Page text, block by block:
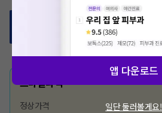
클리어서울안과의원
가족할인
스마일라식
정상가격
앱 다운로드
일단 둘러볼게요!